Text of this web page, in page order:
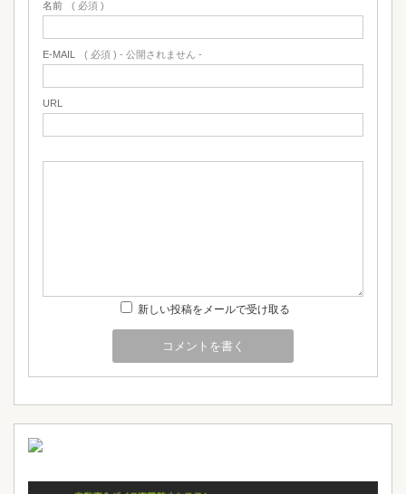
名前 ( 必須 )
E-MAIL ( 必須 ) - 公開されません -
URL
新しい投稿をメールで受け取る